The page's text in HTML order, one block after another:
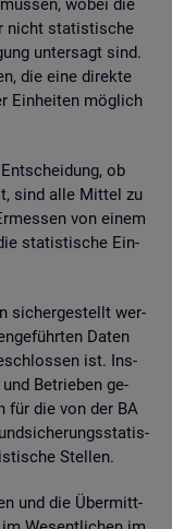
wobei die
nicht sta­tis­ti­sche
un­ter­sagt sind.
die eine di­rek­te
Ein­hei­ten mög­lich
ob
sind alle Mit­tel zu
von einem
sta­tis­ti­sche Ein­
si­cher­ge­stellt wer­
Daten
ist. Ins­
Be­trie­ben ge­
für die von der BA
Stel­len.
und die Über­mitt­